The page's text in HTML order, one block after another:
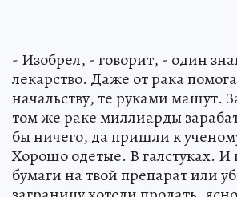
- Изобрел, - говорит, - один
лекарство. Даже от рака
начальству, те руками машут.
том же раке миллиарды
бы ничего, да пришли к
Хорошо одетые. В галстуках. И
бумаги на твой препарат или